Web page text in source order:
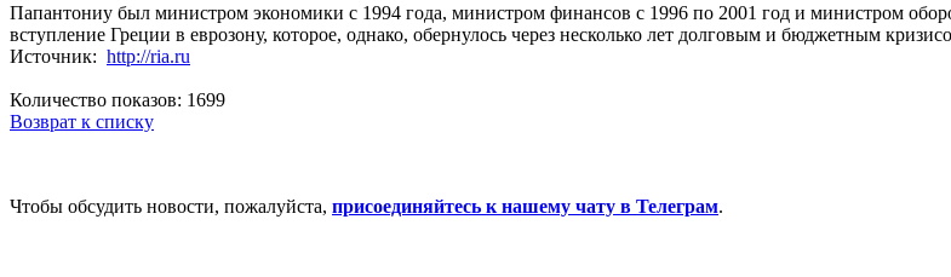
Папантониу был министром экономики с 1994 года, министром финансов с 1996 по 2001 год и министром
вступление Греции в еврозону, которое, однако, обернулось через несколько лет долговым и бюджетным
Источник: http://ria.ru
Количество показов: 1699
Возврат к списку
Чтобы обсудить новости, пожалуйста, присоединяйтесь к нашему чату в Телеграм.